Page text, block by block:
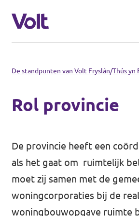
Kies een taal
Afdelingen dichtbij
Volt Groningen
Volt Drenthe
Standpunten
Over Volt
Mensen
Nieuws
De standpunten van Volt Fryslân/Thús yn
Rol provincie
De provincie heeft een
als het gaat om ruimtelijk
moet zij samen met de
woningcorporaties bij de
woningbouwopgave ruimte